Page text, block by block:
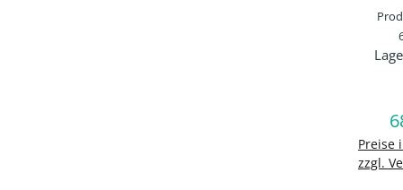
M.2
HD
Preise
zzgl.
In